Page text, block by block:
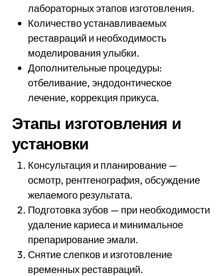
лабораторных этапов изготовления.
Количество устанавливаемых
реставраций и необходимость
моделирования улыбки.
Дополнительные процедуры:
отбеливание, эндодонтическое
лечение, коррекция прикуса.
Этапы изготовления и
установки
Консультация и планирование —
осмотр, рентгенография, обсуждение
желаемого результата.
Подготовка зубов — при необходимости
удаление кариеса и минимальное
препарирование эмали.
Снятие слепков и изготовление
временных реставраций.